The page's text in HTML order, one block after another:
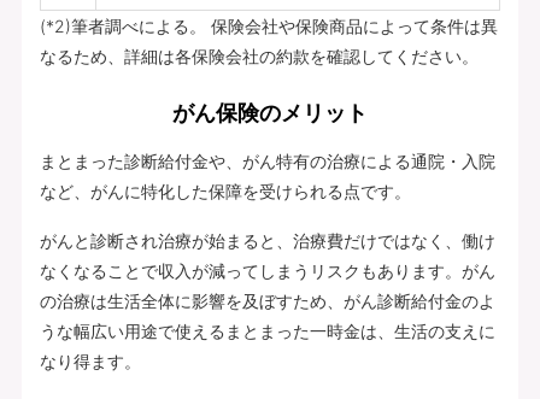
(*2)筆者調べによる。 保険会社や保険商品によって条件は異
なるため、詳細は各保険会社の約款を確認してください。
がん保険のメリット
まとまった診断給付金や、がん特有の治療による通院・入院
など、がんに特化した保障を受けられる点です。
がんと診断され治療が始まると、治療費だけではなく、働け
なくなることで収入が減ってしまうリスクもあります。がん
の治療は生活全体に影響を及ぼすため、がん診断給付金のよ
うな幅広い用途で使えるまとまった一時金は、生活の支えに
なり得ます。